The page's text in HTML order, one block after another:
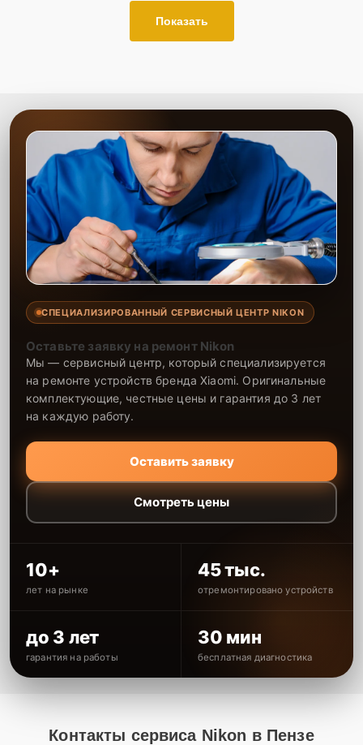
Показать
СПЕЦИАЛИЗИРОВАННЫЙ СЕРВИСНЫЙ ЦЕНТР NIKON
Оставьте заявку на ремонт Nikon
Мы — сервисный центр, который специализируется
на ремонте устройств бренда Xiaomi. Оригинальные
комплектующие, честные цены и гарантия до 3 лет
на каждую работу.
Оставить заявку
Смотреть цены
10+
лет на рынке
45 тыс.
отремонтировано устройств
до 3 лет
гарантия на работы
30 мин
бесплатная диагностика
Контакты сервиса Nikon в Пензе